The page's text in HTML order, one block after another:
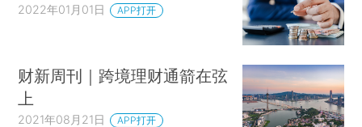
2022年01月01日 APP打开
财新周刊｜跨境理财通箭在弦
上
2021年08月21日 APP打开